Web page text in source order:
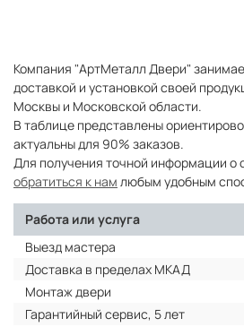
Компания "АртМеталл Двери"
доставкой и установкой своей
Москвы и Московской области.
В таблице представлены
актуальны для 90% заказов.
Для получения точной информации о
обратиться к нам любым удобным
Работа или услуга
Выезд мастера
Доставка в пределах МКАД
Монтаж двери
Гарантийный сервис, 5 лет